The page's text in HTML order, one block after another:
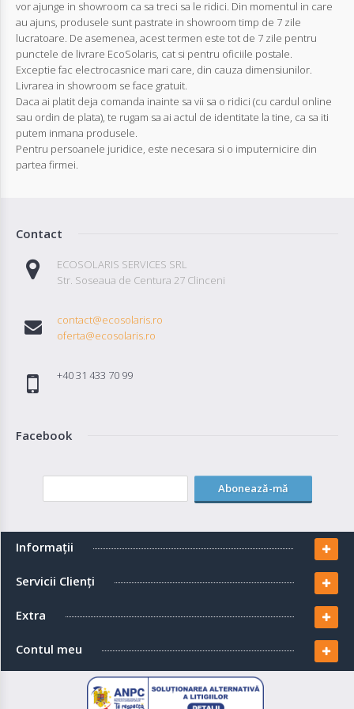
vor ajunge in showroom ca sa treci sa le ridici. Din momentul in care
au ajuns, produsele sunt pastrate in showroom timp de 7 zile
lucratoare. De asemenea, acest termen este tot de 7 zile pentru
punctele de livrare EcoSolaris, cat si pentru oficiile postale.
Exceptie fac electrocasnice mari care, din cauza dimensiunilor.
Livrarea in showroom se face gratuit.
Daca ai platit deja comanda inainte sa vii sa o ridici (cu cardul online
sau ordin de plata), te rugam sa ai actul de identitate la tine, ca sa iti
putem inmana produsele.
Pentru persoanele juridice, este necesara si o imputernicire din
partea firmei.
Contact
ECOSOLARIS SERVICES SRL
Str. Soseaua de Centura 27 Clinceni
contact@ecosolaris.ro
oferta@ecosolaris.ro
+40 31 433 70 99
Facebook
Abonează-mă
Informaţii
Servicii Clienţi
Extra
Contul meu